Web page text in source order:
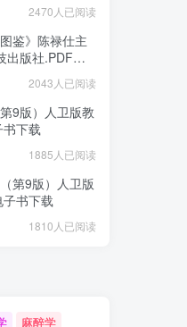
2470人已阅读
鉴》陈禄仕主
出版社.PDF电
2043人已阅读
9版）人卫版教
下载
1885人已阅读
第9版）人卫版
书下载
1810人已阅读
麻醉学